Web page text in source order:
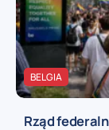
BELGIA
Rząd